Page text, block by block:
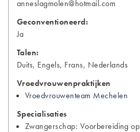
anneslagmolen@hotmail.com
Geconventioneerd:
Ja
Talen:
Duits, Engels, Frans, Nederlands
Vroedvrouwenpraktijken
Vroedvrouwenteam Mechelen
Specialisaties
Zwangerschap: Voorbereiding op